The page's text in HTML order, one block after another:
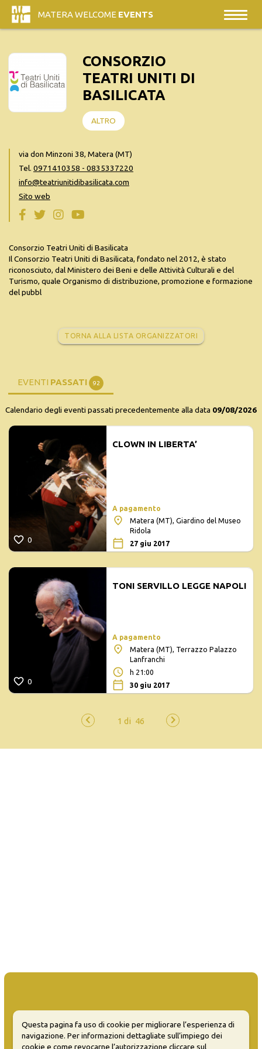
MATERA WELCOME EVENTS
CONSORZIO
TEATRI UNITI DI
BASILICATA
ALTRO
via don Minzoni 38, Matera (MT)
Tel. 0971410358 - 0835337220
info@teatriunitidibasilicata.com
Sito web
Consorzio Teatri Uniti di Basilicata
Il Consorzio Teatri Uniti di Basilicata, fondato nel 2012, è stato
riconosciuto, dal Ministero dei Beni e delle Attività Culturali e del
Turismo, quale Organismo di distribuzione, promozione e formazione
del pubbl
TORNA ALLA LISTA ORGANIZZATORI
EVENTI PASSATI 92
Calendario degli eventi passati precedentemente alla data 09/08/2026
0
CLOWN IN LIBERTA’
A pagamento
Matera (MT), Giardino del Museo
Ridola
27 giu 2017
0
TONI SERVILLO LEGGE NAPOLI
A pagamento
Matera (MT), Terrazzo Palazzo
Lanfranchi
h 21:00
30 giu 2017
MATERA WELCOME EVENTS
Questa pagina fa uso di cookie per migliorare l’esperienza di
navigazione. Per informazioni dettagliate sull’impiego dei
cookie e come revocarne l’autorizzazione cliccare sul